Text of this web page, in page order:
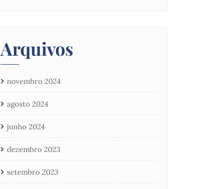
Arquivos
novembro 2024
agosto 2024
junho 2024
dezembro 2023
setembro 2023